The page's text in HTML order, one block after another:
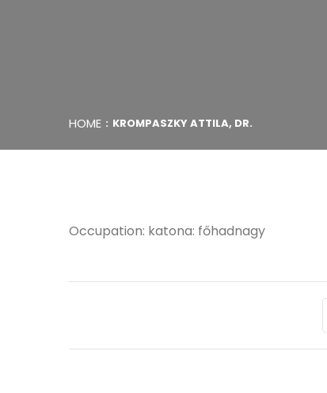
HOME KROMPASZKY ATTILA, DR.
Occupation: katona: főhadnagy